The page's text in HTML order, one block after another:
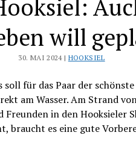
will
30. MAI 2024 | HOOKSIEL
soll für das Paar der
am Wasser. Am Strand
Freunden in den Hooksieler
braucht es eine gute